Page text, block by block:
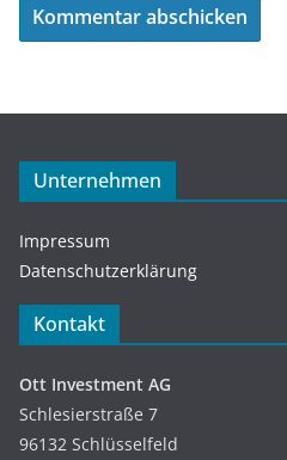
Unternehmen
Impressum
Datenschutzerklärung
Kontakt
Ott Investment AG
Schlesierstraße 7
96132 Schlüsselfeld